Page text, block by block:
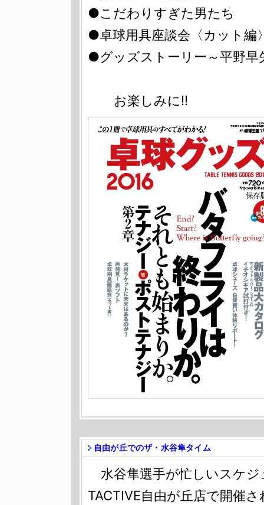
●こだわりすぎた男たち
●卓球用具座談会〈カット編
●グッズストーリー～平野早
お楽しみに!! 表紙
自由が丘でのザ・水谷隼タイム
水谷隼選手が忙しいスケジ
TACTIVE自由が丘店で開催